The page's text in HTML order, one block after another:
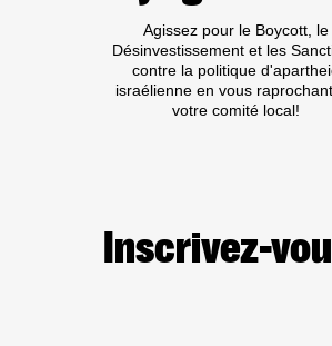
Agissez pour le Boycott, le
Désinvestissement et les
contre la politique
israélienne en vous
votre comité local!
Inscrivez-